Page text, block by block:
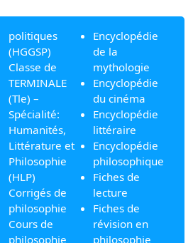
politiques
(HGGSP)
Classe de
TERMINALE
(Tle) –
Spécialité:
Humanités,
Littérature et
Philosophie
(HLP)
Corrigés de
philosophie
Cours de
philosophie
Encyclopédie
de la
mythologie
Encyclopédie
du cinéma
Encyclopédie
littéraire
Encyclopédie
philosophique
Fiches de
lecture
Fiches de
révision en
philosophie